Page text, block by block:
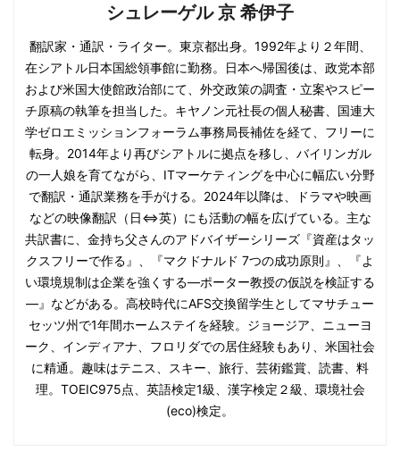
シュレーゲル 京 希伊子
翻訳家・通訳・ライター。東京都出身。1992年より２年間、
在シアトル日本国総領事館に勤務。日本へ帰国後は、政党本部
および米国大使館政治部にて、外交政策の調査・立案やスピー
チ原稿の執筆を担当した。キヤノン元社長の個人秘書、国連大
学ゼロエミッションフォーラム事務局長補佐を経て、フリーに
転身。2014年より再びシアトルに拠点を移し、バイリンガル
の一人娘を育てながら、ITマーケティングを中心に幅広い分野
で翻訳・通訳業務を手がける。2024年以降は、ドラマや映画
などの映像翻訳（日⇔英）にも活動の幅を広げている。主な
共訳書に、金持ち父さんのアドバイザーシリーズ『資産はタッ
クスフリーで作る』、『マクドナルド 7つの成功原則』、『よ
い環境規制は企業を強くする―ポーター教授の仮説を検証する
―』などがある。高校時代にAFS交換留学生としてマサチュー
セッツ州で1年間ホームステイを経験。ジョージア、ニューヨ
ーク、インディアナ、フロリダでの居住経験もあり、米国社会
に精通。趣味はテニス、スキー、旅行、芸術鑑賞、読書、料
理。TOEIC975点、英語検定1級、漢字検定２級、環境社会
(eco)検定。